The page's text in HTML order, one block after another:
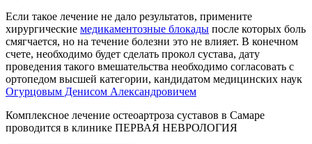
Если такое лечение не дало результатов, примените
хирургические медикаментозные блокады после которых боль
смягчается, но на течение болезни это не влияет. В конечном
счете, необходимо будет сделать прокол сустава, дату
проведения такого вмешательства необходимо согласовать с
ортопедом высшей категории, кандидатом медицинских наук
Огурцовым Денисом Александровичем
Комплексное лечение остеоартроза суставов в Самаре
проводится в клинике ПЕРВАЯ НЕВРОЛОГИЯ